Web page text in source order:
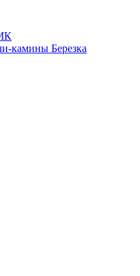
камины Березка